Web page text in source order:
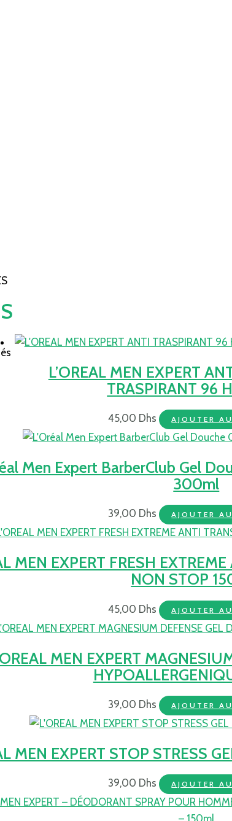
L’OREAL MEN EXPERT
TRASPIRANT 96
45,00 Dhs AJOUTER
Men Expert BarberClub Gel
300ml
39,00 Dhs AJOUTER
MEN EXPERT FRESH
NON STOP
45,00 Dhs AJOUTER
MEN EXPERT
39,00 Dhs AJOUTER
MEN EXPERT STOP STRESS
39,00 Dhs AJOUTER